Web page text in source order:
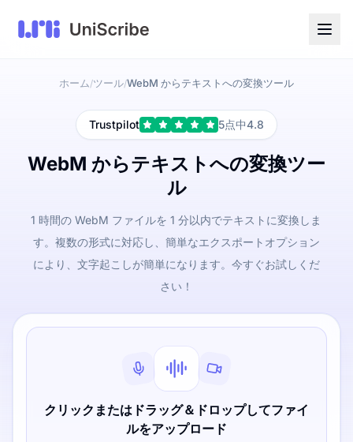
ホーム /ツール/WebM からテキストへの変換ツール
Trustpilot 5点中4.8
WebM からテキストへの変換ツー
ル
1 時間の WebM ファイルを 1 分以内でテキストに変換しま
す。複数の形式に対応し、簡単なエクスポートオプション
により、文字起こしが簡単になります。今すぐお試しくだ
さい！
クリックまたはドラッグ＆ドロップしてファイ
ルをアップロード